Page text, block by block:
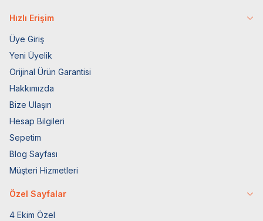
Hızlı Erişim
Üye Giriş
Yeni Üyelik
Orijinal Ürün Garantisi
Hakkımızda
Bize Ulaşın
Hesap Bilgileri
Sepetim
Blog Sayfası
Müşteri Hizmetleri
Özel Sayfalar
4 Ekim Özel